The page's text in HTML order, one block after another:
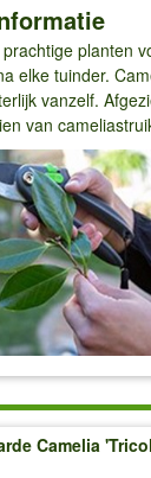
planten
elke tuinder.
vanzelf.
van
Camelia